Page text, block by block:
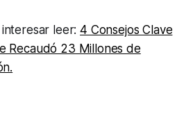
interesar leer:4 Consejos Clave
Recaudó 23 Millones de